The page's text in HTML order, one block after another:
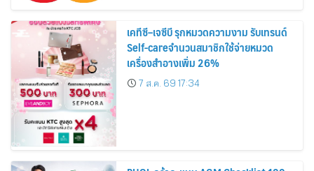
เคทีซี–เจซีบี รุกหมวดความงาม รับเทรนด์
Self-careจำนวนสมาชิกใช้จ่ายหมวด
เครื่องสำอางเพิ่ม 26%
7 ส.ค. 69 17:34